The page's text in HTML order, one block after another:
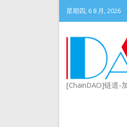
星期四, 6 8 月, 2026
[ChainDAO]链道-